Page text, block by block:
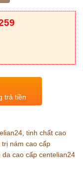
trả tiền
tinh chất cao
trị nám cao cấp
cao cấp centelian24